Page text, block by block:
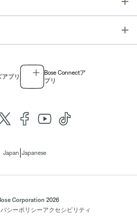
プリ
Bose Connectア
プリ
Japan Japanese
Corporation 2026
シーポリシーアクセシビリティ